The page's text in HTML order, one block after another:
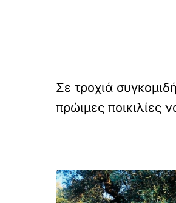
Σε τροχιά
πρώιμες ποικιλίες